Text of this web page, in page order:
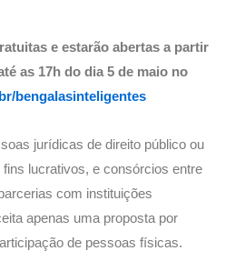
e estarão abertas a partir
as 17h do dia 5 de maio no
bengalasinteligentes
jurídicas de direito público ou
lucrativos, e consórcios entre
com instituições
apenas uma proposta por
de pessoas físicas.